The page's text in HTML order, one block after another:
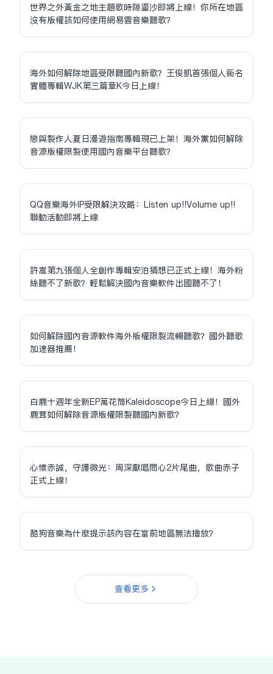
世界之外黃金之地主題歌時隙鎏沙即將上線！你所在地區
沒有版權該如何使用網易雲音樂聽歌？
海外如何解除地區受限聽國內新歌？王俊凱首張個人同名
實體專輯WJK第三篇章K今日上線！
戀與製作人夏日漫遊指南專輯現已上架！海外黨如何解除
音源版權限制使用國內音樂平台聽歌？
QQ音樂海外IP受限解決攻略：Listen up!!Volume up!!
聯動活動即將上線
許嵩第九張個人全創作專輯安泊猜想已正式上線！海外粉
絲聽不了新歌？輕鬆解決國內音樂軟件出國聽不了！
如何解除國內音源軟件海外版權限制流暢聽歌？國外聽歌
加速器推薦！
白鹿十週年全新EP萬花筒Kaleidoscope今日上線！國外
鹿茸如何解除音源版權限制聽國內新歌？
心懷赤誠，守護微光：周深獻唱問心2片尾曲，歌曲赤子
正式上線！
酷狗音樂為什麼提示該內容在當前地區無法播放？
查看更多